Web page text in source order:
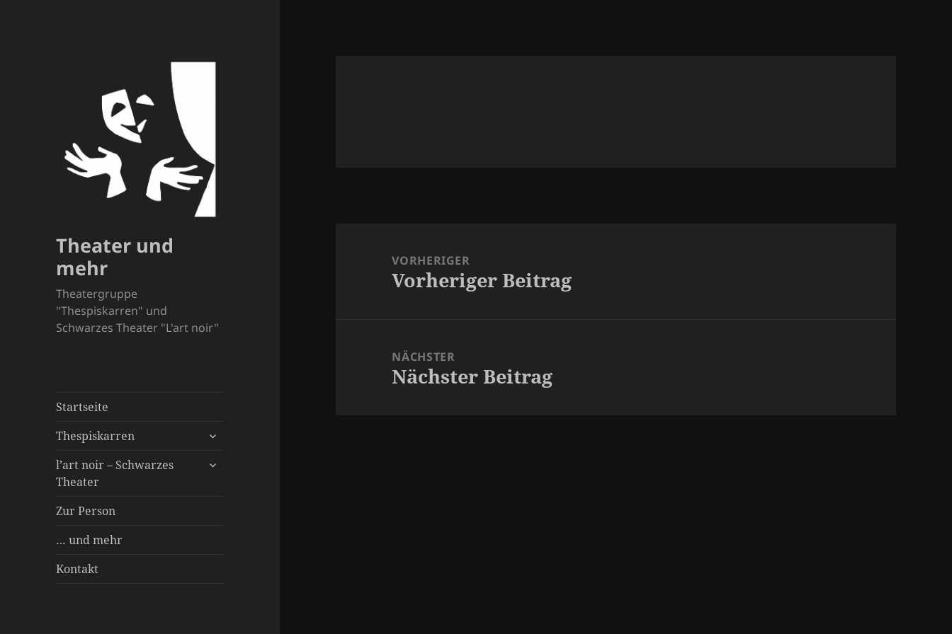
Theater und
mehr
Theatergruppe
"Thespiskarren" und
Schwarzes Theater "L'art noir"
Startseite
Thespiskarren
untermenü
Spielstücke
l’art noir – Schwarzes
Theater
untermenü
Über uns
Inszenierungen
Besonderer Service
Zur Person
… und mehr
Kontakt
VORHERIGER
Vorheriger
Vorheriger Beitrag
NÄCHSTER
Nächster
Nächster Beitrag